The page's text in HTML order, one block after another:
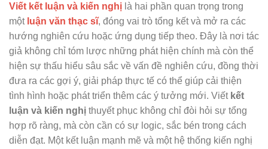
Viết kết luận và kiến nghị là hai phần quan trọng trong
một luận văn thạc sĩ, đóng vai trò tổng kết và mở ra các
hướng nghiên cứu hoặc ứng dụng tiếp theo. Đây là nơi tác
giả không chỉ tóm lược những phát hiện chính mà còn thể
hiện sự thấu hiểu sâu sắc về vấn đề nghiên cứu, đồng thời
đưa ra các gợi ý, giải pháp thực tế có thể giúp cải thiện
tình hình hoặc phát triển thêm các ý tưởng mới. Viết kết
luận và kiến nghị thuyết phục không chỉ đòi hỏi sự tổng
hợp rõ ràng, mà còn cần có sự logic, sắc bén trong cách
diễn đạt. Một kết luận mạnh mẽ và một hệ thống kiến nghị